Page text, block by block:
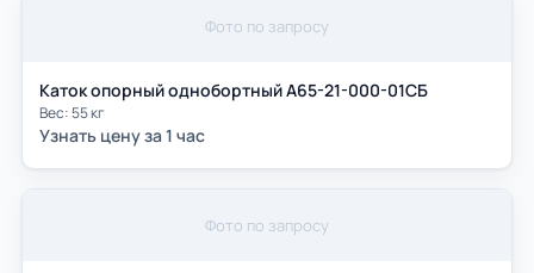
Фото по запросу
Каток опорный однобортный A65-21-000-01СБ
Вес: 55 кг
Узнать цену за 1 час
Фото по запросу